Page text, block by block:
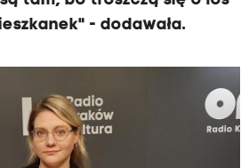
- dodawała.